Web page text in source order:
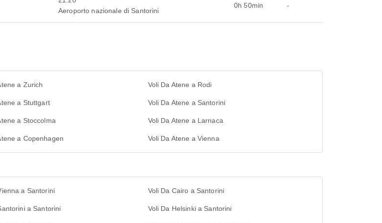
Aeroporto nazionale di Santorini
0h 50min -
a Zurich Voli Da Atene a Rodi
a Stuttgart Voli Da Atene a Santorini
a Stoccolma Voli Da Atene a Larnaca
a Copenhagen Voli Da Atene a Vienna
a Santorini Voli Da Cairo a Santorini
a Santorini Voli Da Helsinki a Santorini